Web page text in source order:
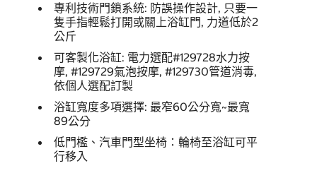
專利技術門鎖系統: 防誤操作設計, 只要一
隻手指輕鬆打開或關上浴缸門, 力道低於2
公斤
可客製化浴缸: 電力選配#129728水力按
摩, #129729氣泡按摩, #129730管道消毒,
依個人選配訂製
浴缸寬度多項選擇: 最窄60公分寬~最寬
89公分
低門檻、汽車門型坐椅：輪椅至浴缸可平
行移入